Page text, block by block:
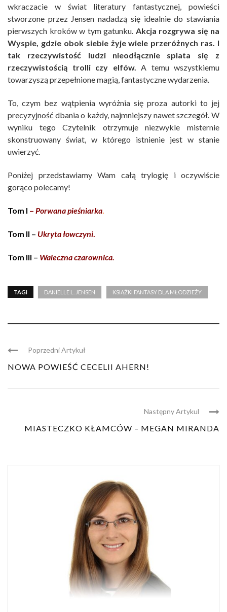
wkraczacie w świat literatury fantastycznej, powieści
stworzone przez Jensen nadadzą się idealnie do stawiania
pierwszych kroków w tym gatunku. Akcja rozgrywa się na
Wyspie, gdzie obok siebie żyje wiele przeróżnych ras. I
tak rzeczywistość ludzi nieodłącznie splata się z
rzeczywistością trolli czy elfów. A temu wszystkiemu
towarzyszą przepełnione magią, fantastyczne wydarzenia.
To, czym bez wątpienia wyróżnia się proza autorki to jej
precyzyjność dbania o każdy, najmniejszy nawet szczegół. W
wyniku tego Czytelnik otrzymuje niezwykle misternie
skonstruowany świat, w którego istnienie jest w stanie
uwierzyć.
Poniżej przedstawiamy Wam całą trylogię i oczywiście
gorąco polecamy!
Tom I – Porwana pieśniarka.
Tom II – Ukryta łowczyni.
Tom III – Waleczna czarownica.
TAGI DANIELLE L. JENSEN KSIĄŻKI FANTASY DLA MŁODZIEŻY
Poprzedni Artykuł
NOWA POWIEŚĆ CECELII AHERN!
Następny Artykul
MIASTECZKO KŁAMCÓW – MEGAN MIRANDA